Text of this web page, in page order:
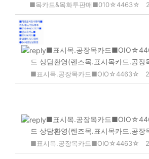
■목카드&목화투판매■010☆4463☆
■표시목.공장목카드
드 상담환영(렌즈목.표시목카드.공장
■표시목.공장목카드■OIO☆4463☆
■표시목.공장목카드
드 상담환영(렌즈목.표시목카드.공장
■표시목.공장목카드■OIO☆4463☆